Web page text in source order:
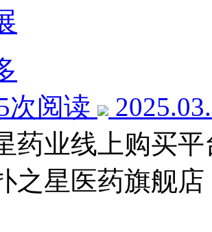
次阅读
药业线上购买平
之星医药旗舰